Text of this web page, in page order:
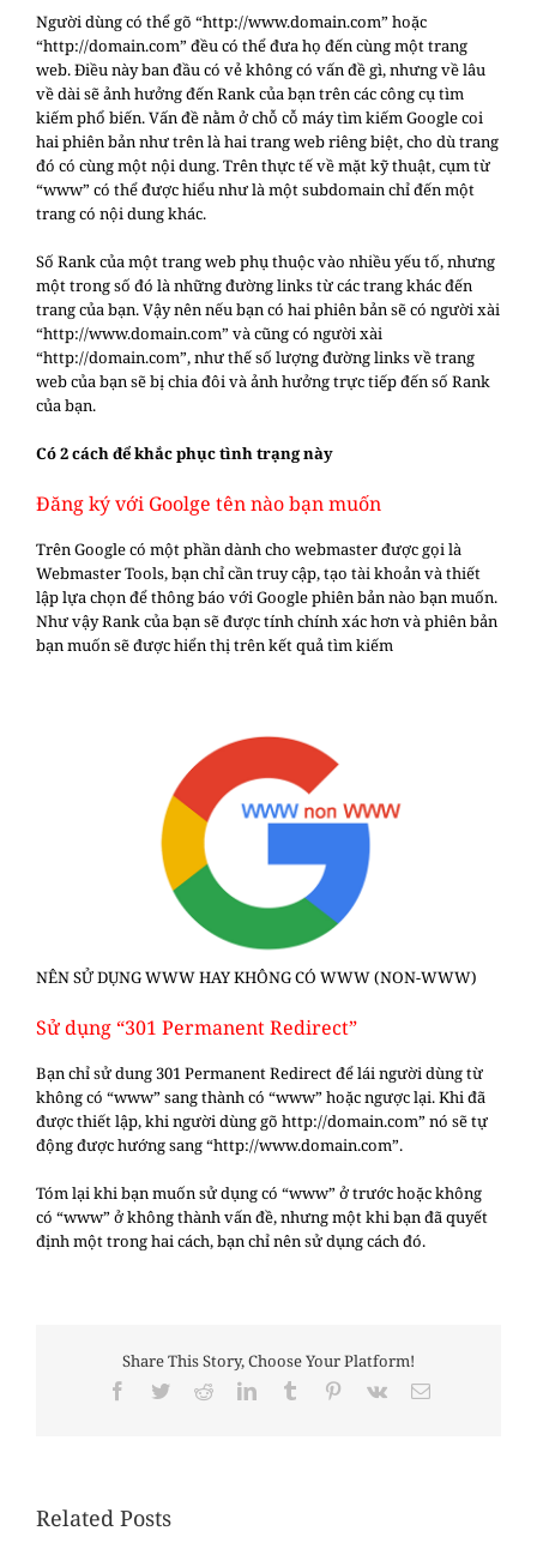
Người dùng có thể gõ “http://www.domain.com” hoặc
“http://domain.com” đều có thể đưa họ đến cùng một trang
web. Điều này ban đầu có vẻ không có vấn đề gì, nhưng về lâu
về dài sẽ ảnh hưởng đến Rank của bạn trên các công cụ tìm
kiếm phổ biến. Vấn đề nằm ở chỗ cỗ máy tìm kiếm Google coi
hai phiên bản như trên là hai trang web riêng biệt, cho dù trang
đó có cùng một nội dung. Trên thực tế về mặt kỹ thuật, cụm từ
“www” có thể được hiểu như là một subdomain chỉ đến một
trang có nội dung khác.
Số Rank của một trang web phụ thuộc vào nhiều yếu tố, nhưng
một trong số đó là những đường links từ các trang khác đến
trang của bạn. Vậy nên nếu bạn có hai phiên bản sẽ có người xài
“http://www.domain.com” và cũng có người xài
“http://domain.com”, như thế số lượng đường links về trang
web của bạn sẽ bị chia đôi và ảnh hưởng trực tiếp đến số Rank
của bạn.
Có 2 cách để khắc phục tình trạng này
Đăng ký với Goolge tên nào bạn muốn
Trên Google có một phần dành cho webmaster được gọi là
Webmaster Tools, bạn chỉ cần truy cập, tạo tài khoản và thiết
lập lựa chọn để thông báo với Google phiên bản nào bạn muốn.
Như vậy Rank của bạn sẽ được tính chính xác hơn và phiên bản
bạn muốn sẽ được hiển thị trên kết quả tìm kiếm
NÊN SỬ DỤNG WWW HAY KHÔNG CÓ WWW (NON-WWW)
Sử dụng “301 Permanent Redirect”
Bạn chỉ sử dung 301 Permanent Redirect để lái người dùng từ
không có “www” sang thành có “www” hoặc ngược lại. Khi đã
được thiết lập, khi người dùng gõ http://domain.com” nó sẽ tự
động được hướng sang “http://www.domain.com”.
Tóm lại khi bạn muốn sử dụng có “www” ở trước hoặc không
có “www” ở không thành vấn đề, nhưng một khi bạn đã quyết
định một trong hai cách, bạn chỉ nên sử dụng cách đó.
Share This Story, Choose Your Platform!
Facebook
TwitterRedditLinkedInTumblr Pinterest
Vk Email
Related Posts